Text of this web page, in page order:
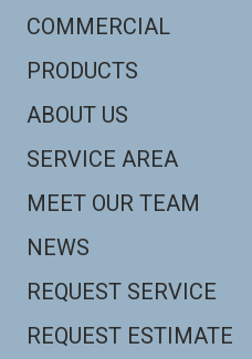
COMMERCIAL
PRODUCTS
ABOUT US
SERVICE AREA
MEET OUR TEAM
NEWS
REQUEST SERVICE
REQUEST ESTIMATE